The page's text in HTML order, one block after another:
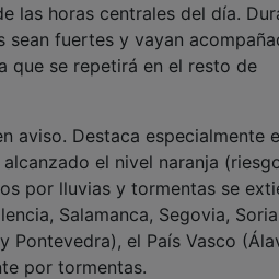
las horas centrales del día.
fuertes y vayan
que se repetirá en el resto de
aviso. Destaca especialmente
el nivel naranja
por lluvias y tormentas se
Salamanca, Segovia,
Pontevedra), el País Vasco
por tormentas.